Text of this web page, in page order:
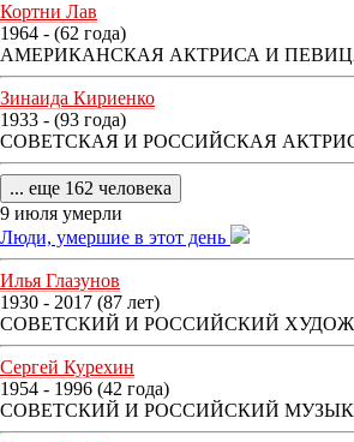
Кортни Лав
1964 - (62 года)
АМЕРИКАНСКАЯ АКТРИСА И
Зинаида Кириенко
1933 - (93 года)
СОВЕТСКАЯ И РОССИЙСКАЯ
... еще 162 человека
9 июля умерли
Люди, умершие в этот день
Илья Глазунов
1930 - 2017 (87 лет)
СОВЕТСКИЙ И РОССИЙСКИЙ
Сергей Курехин
1954 - 1996 (42 года)
СОВЕТСКИЙ И РОССИЙСКИЙ